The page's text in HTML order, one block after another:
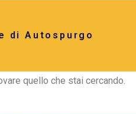
di Autospurgo
quello che stai cercando.